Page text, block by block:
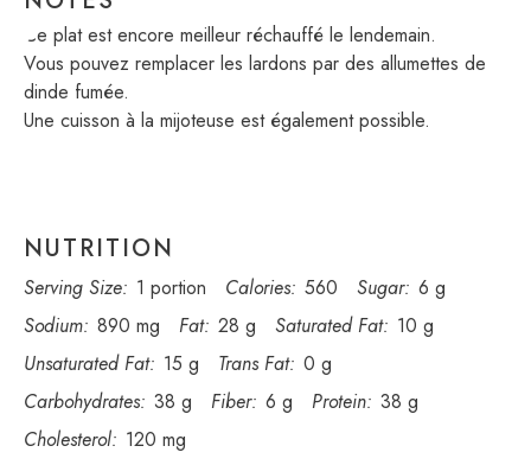
Ce plat est encore meilleur réchauffé le lendemain.
Vous pouvez remplacer les lardons par des allumettes de
dinde fumée.
Une cuisson à la mijoteuse est également possible.
NUTRITION
Serving Size: 1 portion Calories: 560 Sugar: 6 g
Sodium: 890 mg Fat: 28 g Saturated Fat: 10 g
Unsaturated Fat: 15 g Trans Fat: 0 g
Carbohydrates: 38 g Fiber: 6 g Protein: 38 g
Cholesterol: 120 mg